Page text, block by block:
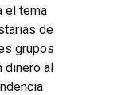
el tema
de
grupos
dinero al